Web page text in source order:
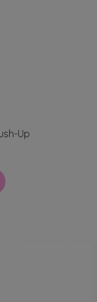
Up